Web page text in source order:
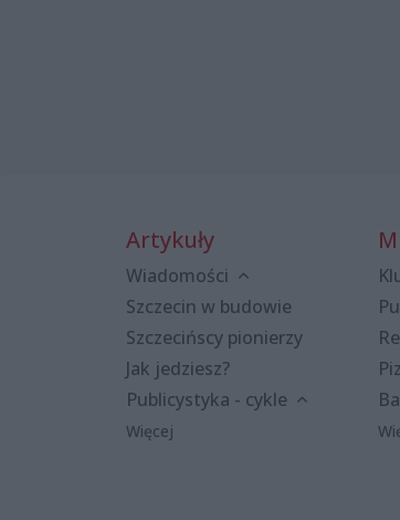
Artykuły
Wiadomości
Szczecin w budowie
Szczecińscy pionierzy
Jak jedziesz?
Publicystyka - cykle
Więcej